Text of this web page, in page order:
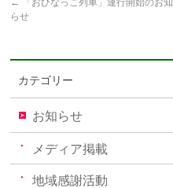
らせ
カテゴリー
お知らせ
メディア掲載
地域感謝活動